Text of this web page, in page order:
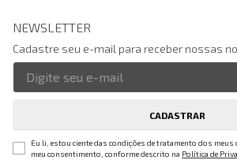
NEWSLETTER
Cadastre seu e-mail para receber nossas
CADASTRAR
Eu li, estou ciente das condições de tratamento dos
meu consentimento, conforme descrito na Política de